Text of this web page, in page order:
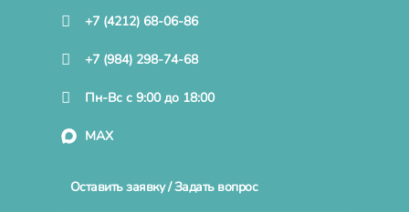
+7 (4212) 68-06-86
+7 (984) 298-74-68
Пн-Вс с 9:00 до 18:00
MAX
Оставить заявку / Задать вопрос